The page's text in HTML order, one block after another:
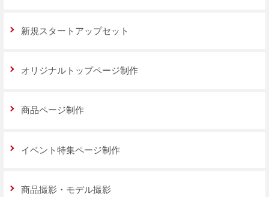
新規スタートアップセット
オリジナルトップページ制作
商品ページ制作
イベント特集ページ制作
商品撮影・モデル撮影